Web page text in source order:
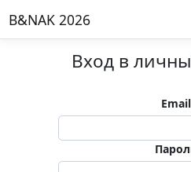
B&NAK 2026
Вход в
Email